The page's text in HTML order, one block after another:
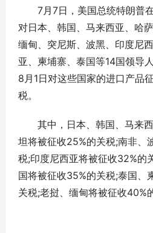
7月7日，美国总统特朗普在
对日本、韩国、马来西亚、哈
缅甸、突尼斯、波黑、印度尼
亚、柬埔寨、泰国等14国领导
8月1日对这些国家的进口产品
税。
其中，日本、韩国、马来西
坦将被征收25%的关税;南非、
税;印度尼西亚将被征收32%的
国将被征收35%的关税;泰国、
关税;老挝、缅甸将被征收40%